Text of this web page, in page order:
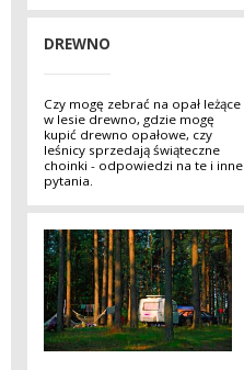
DREWNO
Czy mogę zebrać na opał leżące
w lesie drewno, gdzie mogę
kupić drewno opałowe, czy
leśnicy sprzedają świąteczne
choinki - odpowiedzi na te i inne
pytania.